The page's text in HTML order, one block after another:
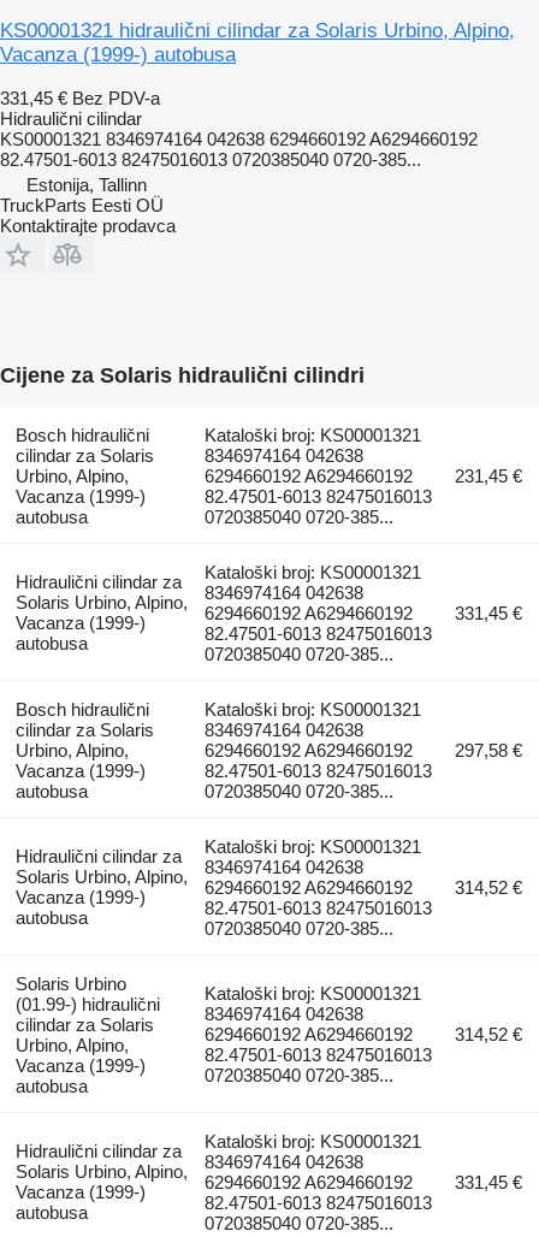
KS00001321 hidraulični cilindar za Solaris Urbino, Alpino,
Vacanza (1999-) autobusa
331,45 € Bez PDV-a
Hidraulični cilindar
KS00001321 8346974164 042638 6294660192 A6294660192
82.47501-6013 82475016013 0720385040 0720-385...
Estonija, Tallinn
TruckParts Eesti OÜ
Kontaktirajte prodavca
Cijene za Solaris hidraulični cilindri
Bosch hidraulični
cilindar za Solaris
Urbino, Alpino,
Vacanza (1999-)
autobusa
Kataloški broj: KS00001321
8346974164 042638
6294660192 A6294660192
82.47501-6013 82475016013
0720385040 0720-385...
231,45 €
Hidraulični cilindar za
Solaris Urbino, Alpino,
Vacanza (1999-)
autobusa
Kataloški broj: KS00001321
8346974164 042638
6294660192 A6294660192
82.47501-6013 82475016013
0720385040 0720-385...
331,45 €
Bosch hidraulični
cilindar za Solaris
Urbino, Alpino,
Vacanza (1999-)
autobusa
Kataloški broj: KS00001321
8346974164 042638
6294660192 A6294660192
82.47501-6013 82475016013
0720385040 0720-385...
297,58 €
Hidraulični cilindar za
Solaris Urbino, Alpino,
Vacanza (1999-)
autobusa
Kataloški broj: KS00001321
8346974164 042638
6294660192 A6294660192
82.47501-6013 82475016013
0720385040 0720-385...
314,52 €
Solaris Urbino
(01.99-) hidraulični
cilindar za Solaris
Urbino, Alpino,
Vacanza (1999-)
autobusa
Kataloški broj: KS00001321
8346974164 042638
6294660192 A6294660192
82.47501-6013 82475016013
0720385040 0720-385...
314,52 €
Hidraulični cilindar za
Solaris Urbino, Alpino,
Vacanza (1999-)
autobusa
Kataloški broj: KS00001321
8346974164 042638
6294660192 A6294660192
82.47501-6013 82475016013
0720385040 0720-385...
331,45 €